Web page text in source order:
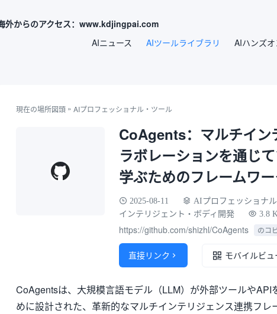
外からのアクセス：www.kdjingpai.com
AIニュース
AIツールライブラリ AIハンズ
現在の場所図頭 » AIプロフェッショナル・ツール
CoAgents：マルチイン
ラボレーションを通じ
学ぶためのフレームワ
2025-08-11 AIプロフェッショナ
インテリジェント・ボディ開発
3.8 K
https://github.com/shizhl/CoAgents のコ
直接リンク  モバイルビュ
CoAgentsは、大規模言語モデル（LLM）が外部ツールやAPI
めに設計された、革新的なマルチインテリジェンス連携フレ